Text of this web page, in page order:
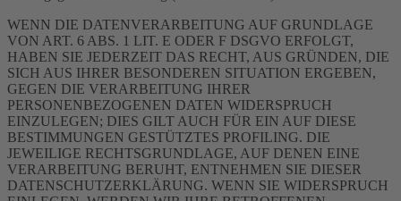
WENN DIE DATENVERARBEITUNG AUF GRUNDLAGE
VON ART. 6 ABS. 1 LIT. E ODER F DSGVO ERFOLGT,
HABEN SIE JEDERZEIT DAS RECHT, AUS GRÜNDEN, DIE
SICH AUS IHRER BESONDEREN SITUATION ERGEBEN,
GEGEN DIE VERARBEITUNG IHRER
PERSONENBEZOGENEN DATEN WIDERSPRUCH
EINZULEGEN; DIES GILT AUCH FÜR EIN AUF DIESE
BESTIMMUNGEN GESTÜTZTES PROFILING. DIE
JEWEILIGE RECHTSGRUNDLAGE, AUF DENEN EINE
VERARBEITUNG BERUHT, ENTNEHMEN SIE DIESER
DATENSCHUTZERKLÄRUNG. WENN SIE WIDERSPRUCH